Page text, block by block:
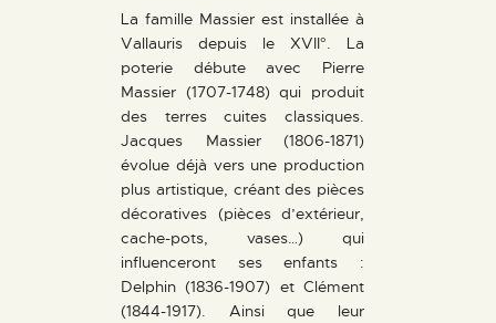
La famille Massier est installée à
Vallauris depuis le XVII°. La
poterie débute avec Pierre
Massier (1707-1748) qui produit
des terres cuites classiques.
Jacques Massier (1806-1871)
évolue déjà vers une production
plus artistique, créant des pièces
décoratives (pièces d’extérieur,
cache-pots, vases…) qui
influenceront ses enfants :
Delphin (1836-1907) et Clément
(1844-1917). Ainsi que leur